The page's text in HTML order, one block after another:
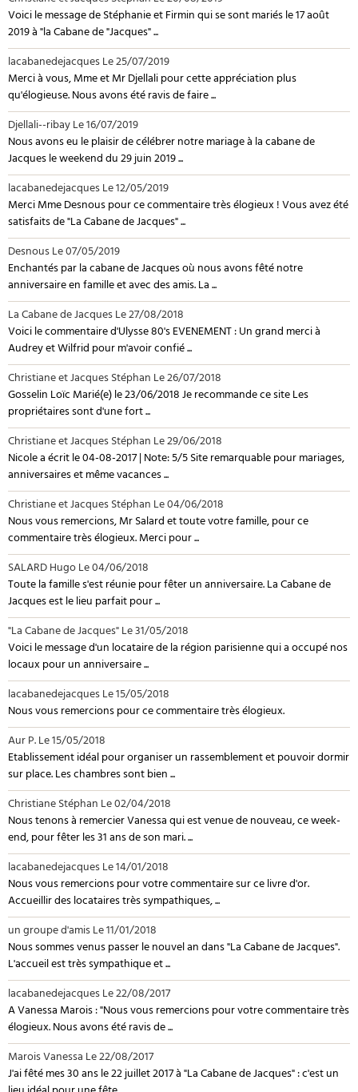
Voici le message de Stéphanie et Firmin qui se sont mariés le 17 août
2019 à "la Cabane de "Jacques" ...
lacabanedejacquesLe 25/07/2019
Merci à vous, Mme et Mr Djellali pour cette appréciation plus
qu'élogieuse. Nous avons été ravis de faire ...
Djellali--ribayLe 16/07/2019
Nous avons eu le plaisir de célébrer notre mariage à la cabane de
Jacques le weekend du 29 juin 2019 ...
lacabanedejacquesLe 12/05/2019
Merci Mme Desnous pour ce commentaire très élogieux ! Vous avez été
satisfaits de "La Cabane de Jacques" ...
DesnousLe 07/05/2019
Enchantés par la cabane de Jacques où nous avons fêté notre
anniversaire en famille et avec des amis. La ...
La Cabane de JacquesLe 27/08/2018
Voici le commentaire d'Ulysse 80's EVENEMENT : Un grand merci à
Audrey et Wilfrid pour m'avoir confié ...
Christiane et Jacques StéphanLe 26/07/2018
Gosselin Loïc Marié(e) le 23/06/2018 Je recommande ce site Les
propriétaires sont d'une fort ...
Christiane et Jacques StéphanLe 29/06/2018
Nicole a écrit le 04-08-2017 | Note: 5/5 Site remarquable pour mariages,
anniversaires et même vacances ...
Christiane et Jacques StéphanLe 04/06/2018
Nous vous remercions, Mr Salard et toute votre famille, pour ce
commentaire très élogieux. Merci pour ...
SALARD HugoLe 04/06/2018
Toute la famille s'est réunie pour fêter un anniversaire. La Cabane de
Jacques est le lieu parfait pour ...
"La Cabane de Jacques"Le 31/05/2018
Voici le message d'un locataire de la région parisienne qui a occupé nos
locaux pour un anniversaire ...
lacabanedejacquesLe 15/05/2018
Nous vous remercions pour ce commentaire très élogieux.
Aur P.Le 15/05/2018
Etablissement idéal pour organiser un rassemblement et pouvoir dormir
sur place. Les chambres sont bien ...
Christiane StéphanLe 02/04/2018
Nous tenons à remercier Vanessa qui est venue de nouveau, ce week-
end, pour fêter les 31 ans de son mari. ...
lacabanedejacquesLe 14/01/2018
Nous vous remercions pour votre commentaire sur ce livre d'or.
Accueillir des locataires très sympathiques, ...
un groupe d'amisLe 11/01/2018
Nous sommes venus passer le nouvel an dans "La Cabane de Jacques".
L'accueil est très sympathique et ...
lacabanedejacquesLe 22/08/2017
A Vanessa Marois : "Nous vous remercions pour votre commentaire très
élogieux. Nous avons été ravis de ...
Marois VanessaLe 22/08/2017
J'ai fêté mes 30 ans le 22 juillet 2017 à "La Cabane de Jacques" : c'est un